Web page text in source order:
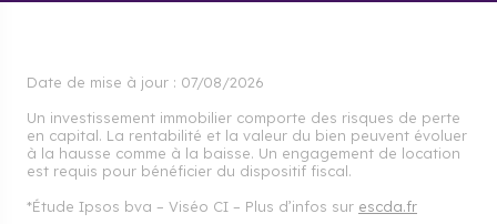
Date de mise à jour : 07/08/2026
Un investissement immobilier comporte des risques de perte
en capital. La rentabilité et la valeur du bien peuvent évoluer
à la hausse comme à la baisse. Un engagement de location
est requis pour bénéficier du dispositif fiscal.
*Étude Ipsos bva – Viséo CI – Plus d’infos sur escda.fr